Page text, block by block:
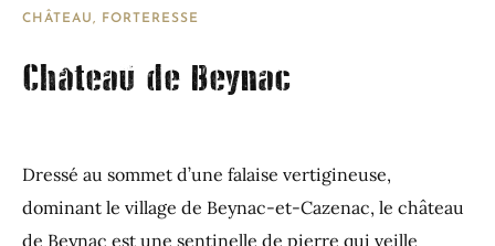
CHÂTEAU, FORTERESSE
Château de Beynac
Dressé au sommet d’une falaise vertigineuse,
dominant le village de Beynac-et-Cazenac, le château
de Beynac est une sentinelle de pierre qui veille